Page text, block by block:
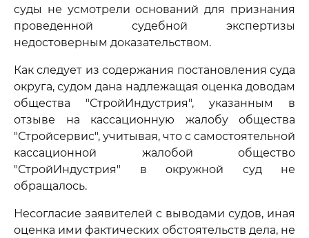
суды не усмотрели оснований для признания
проведенной судебной экспертизы
недостоверным доказательством.
Как следует из содержания постановления суда
округа, судом дана надлежащая оценка доводам
общества "СтройИндустрия", указанным в
отзыве на кассационную жалобу общества
"Стройсервис", учитывая, что с самостоятельной
кассационной жалобой общество
"СтройИндустрия" в окружной суд не
обращалось.
Несогласие заявителей с выводами судов, иная
оценка ими фактических обстоятельств дела, не